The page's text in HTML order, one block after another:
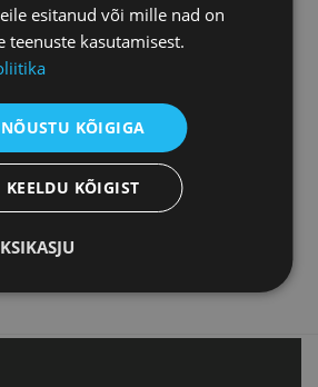
MESSID VARIA VÄLISVISIIDID
esitanud või mille nad on
teenuste kasutamisest.
NÕUSTU KÕIGIGA
KEELDU KÕIGIST